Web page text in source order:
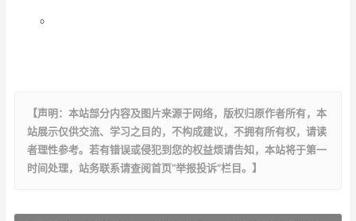
。
【声明：本站部分内容及图片来源于网络，版权归原作者所有，本
站展示仅供交流、学习之目的，不构成建议，不拥有所有权，请读
者理性参考。若有错误或侵犯到您的权益烦请告知，本站将于第一
时间处理，站务联系请查阅首页“举报投诉”栏目。】